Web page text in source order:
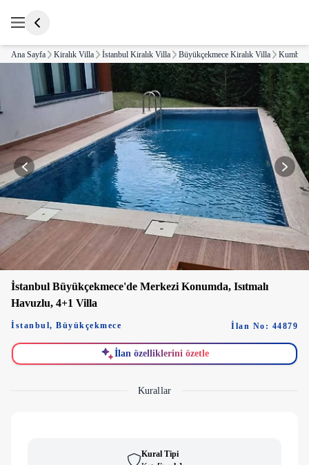
Ana Sayfa Kiralık Villa İstanbul Kiralık Villa Büyükçekmece Kiralık Villa
İstanbul Büyükçekmece'de Merkezi Konumda, Isıtmalı
Havuzlu, 4+1 Villa
İstanbul, Büyükçekmece İlan No: 44879
İlan özelliklerini özetle
Kurallar
Kural Tipi